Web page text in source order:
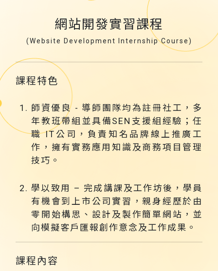
網站開發實習課程
(Website Development Internship Course)
課程特色
師資優良 - 導師團隊均為註冊社工，多
年教班帶組並具備SEN支援組經驗；任
職 IT公司，負責知名品牌線上推廣工
作，擁有實務應用知識及商務項目管理
技巧。
學以致用 – 完成講課及工作坊後，學員
有機會到上市公司實習，親身經歷於由
零開始構思、設計及製作簡單網站，並
向模擬客戶匯報創作意念及工作成果。
課程內容